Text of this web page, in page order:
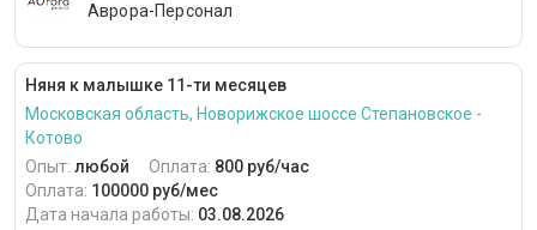
Аврора-Персонал
Няня к малышке 11-ти месяцев
Московская область, Новорижское шоссе Степановское -
Котово
Опыт: любой Оплата: 800 руб/час
Оплата: 100000 руб/мес
Дата начала работы: 03.08.2026